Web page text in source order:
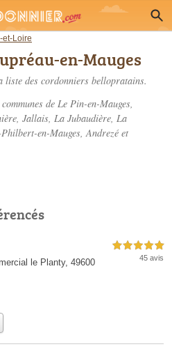
et-Loire
en-Mauges
liste des cordonniers bellopratains.
de Le Pin-en-Mauges,
Jallais, La Jubaudière, La
en-Mauges, Andrezé et
le Planty, 49600
5,0 étoiles sur 5
45 avis